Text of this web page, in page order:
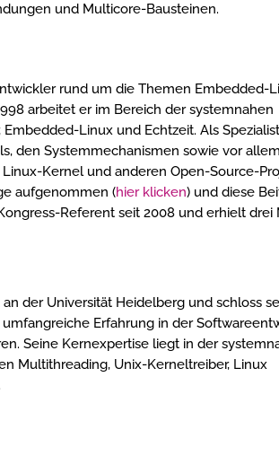
und Multicore-Bausteinen.
rund um die Themen Embedded-
arbeitet er im Bereich der systemnahen
Linux und Echtzeit. Als
den Systemmechanismen sowie vor
Kernel und anderen Open-Source-
aufgenommen (hier klicken) und diese
Referent seit 2008 und erhielt drei
der Universität Heidelberg und schloss
Erfahrung in der
Seine Kernexpertise liegt in der
Multithreading, Unix-Kerneltreiber, Linux